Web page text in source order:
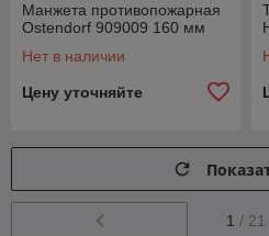
Манжета противопожарная
Ostendorf 909009 160 мм
Нет в наличии
Цену уточняйте
1 / 21